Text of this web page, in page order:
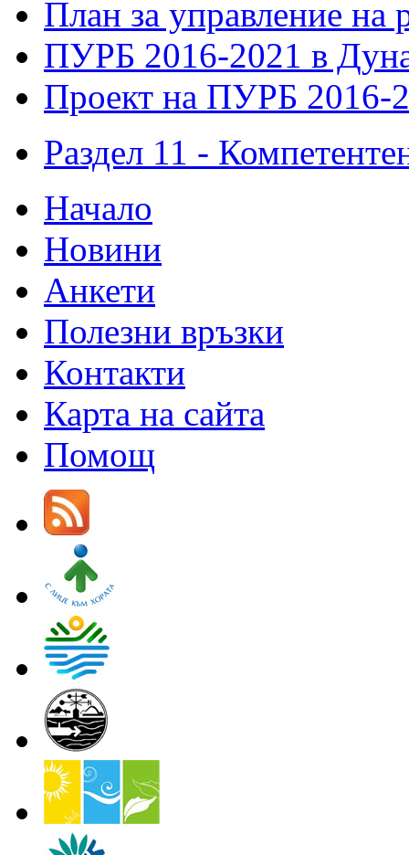
План за управление на
ПУРБ 2016-2021 в
Проект на ПУРБ 2016-
Раздел 11 -
Начало
Новини
Анкети
Полезни връзки
Контакти
Карта на сайта
Помощ